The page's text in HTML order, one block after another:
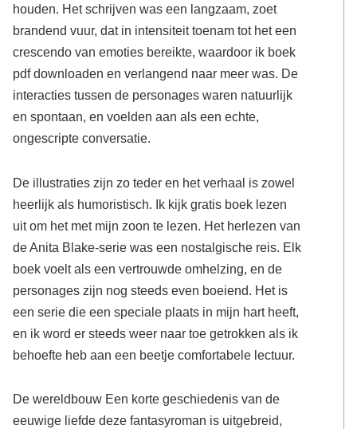
houden. Het schrijven was een langzaam, zoet
brandend vuur, dat in intensiteit toenam tot het een
crescendo van emoties bereikte, waardoor ik boek
pdf downloaden en verlangend naar meer was. De
interacties tussen de personages waren natuurlijk
en spontaan, en voelden aan als een echte,
ongescripte conversatie.
De illustraties zijn zo teder en het verhaal is zowel
heerlijk als humoristisch. Ik kijk gratis boek lezen
uit om het met mijn zoon te lezen. Het herlezen van
de Anita Blake-serie was een nostalgische reis. Elk
boek voelt als een vertrouwde omhelzing, en de
personages zijn nog steeds even boeiend. Het is
een serie die een speciale plaats in mijn hart heeft,
en ik word er steeds weer naar toe getrokken als ik
behoefte heb aan een beetje comfortabele lectuur.
De wereldbouw Een korte geschiedenis van de
eeuwige liefde deze fantasyroman is uitgebreid,